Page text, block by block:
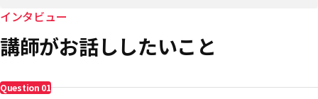
インタビュー
講師がお話ししたいこと
Question 01